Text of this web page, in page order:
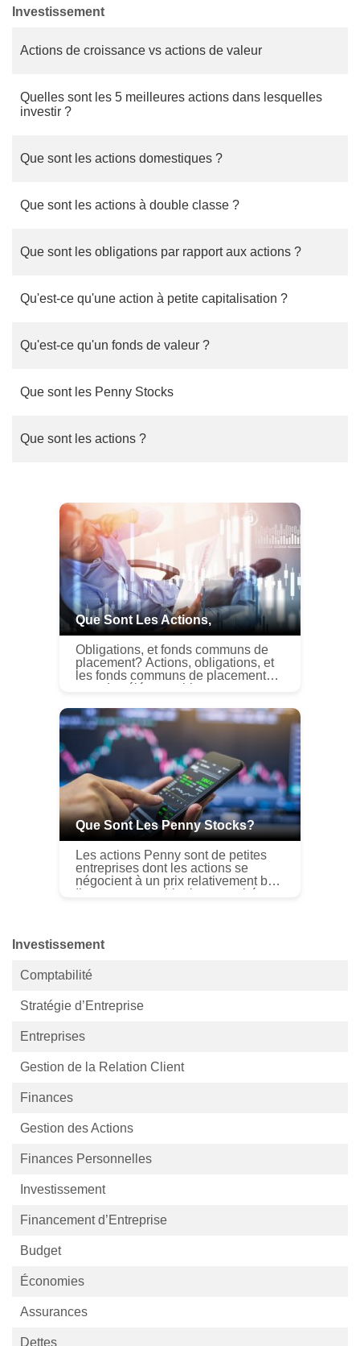
Investissement
Actions de croissance vs actions de valeur
Quelles sont les 5 meilleures actions dans lesquelles
investir ?
Que sont les actions domestiques ?
Que sont les actions à double classe ?
Que sont les obligations par rapport aux actions ?
Qu'est-ce qu'une action à petite capitalisation ?
Qu'est-ce qu'un fonds de valeur ?
Que sont les Penny Stocks
Que sont les actions ?
Que Sont Les Actions,
Obligations, et fonds communs de
placement? Actions, obligations, et
les fonds communs de placement
sont des éléments bien connus et
Pour obtenir les rendements...
Que Sont Les Penny Stocks?
Les actions Penny sont de petites
entreprises dont les actions se
négocient à un prix relativement bas.
Ils peuvent sembler bon marché par
Investissement
Comptabilité
Stratégie d’Entreprise
Entreprises
Gestion de la Relation Client
Finances
Gestion des Actions
Finances Personnelles
Investissement
Financement d’Entreprise
Budget
Économies
Assurances
Dettes